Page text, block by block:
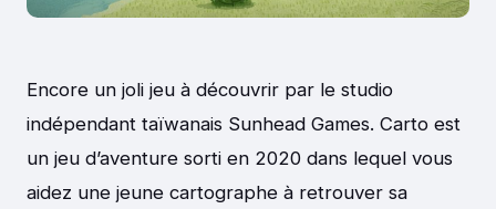
Encore un joli jeu à découvrir par le studio
indépendant taïwanais Sunhead Games. Carto est
un jeu d’aventure sorti en 2020 dans lequel vous
aidez une jeune cartographe à retrouver sa